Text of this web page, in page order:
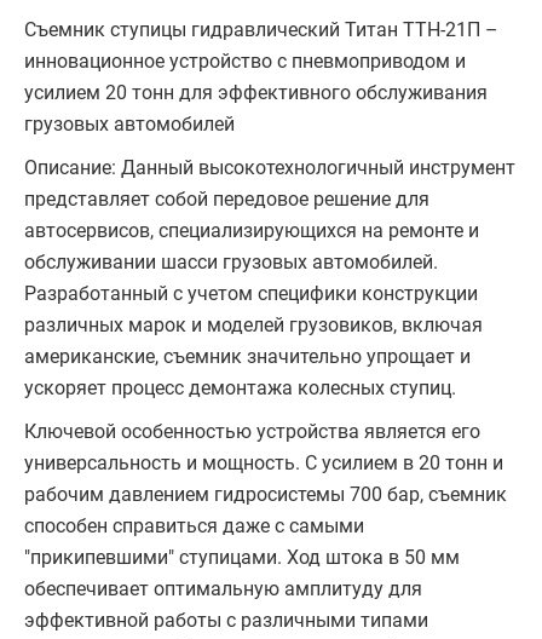
Съемник ступицы гидравлический Титан ТТН-21П –
инновационное устройство с пневмоприводом и
усилием 20 тонн для эффективного обслуживания
грузовых автомобилей
Описание: Данный высокотехнологичный инструмент
представляет собой передовое решение для
автосервисов, специализирующихся на ремонте и
обслуживании шасси грузовых автомобилей.
Разработанный с учетом специфики конструкции
различных марок и моделей грузовиков, включая
американские, съемник значительно упрощает и
ускоряет процесс демонтажа колесных ступиц.
Ключевой особенностью устройства является его
универсальность и мощность. С усилием в 20 тонн и
рабочим давлением гидросистемы 700 бар, съемник
способен справиться даже с самыми
"прикипевшими" ступицами. Ход штока в 50 мм
обеспечивает оптимальную амплитуду для
эффективной работы с различными типами